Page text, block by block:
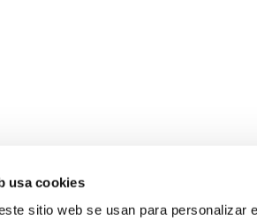
usa cookies
sitio web se usan para personalizar